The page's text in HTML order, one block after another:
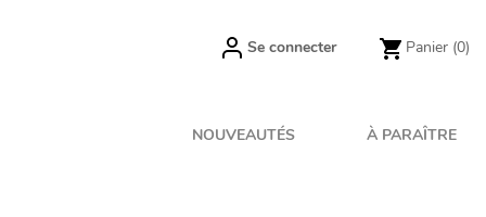
Se connecter Panier (0)
NOUVEAUTÉS À PARAÎTRE